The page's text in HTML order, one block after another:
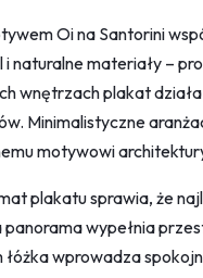
Oi na Santorini
i naturalne materiały –
wnętrzach plakat
Minimalistyczne
motywowi
plakatu sprawia, że
panorama wypełnia
łóżka wprowadza